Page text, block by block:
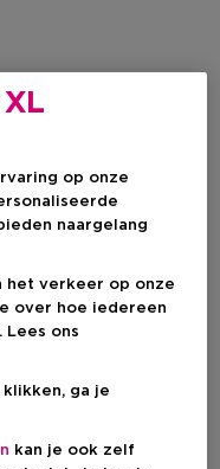
XL
op onze
naargelang
het verkeer op onze
over hoe iedereen
ons
ga je
kan je ook zelf